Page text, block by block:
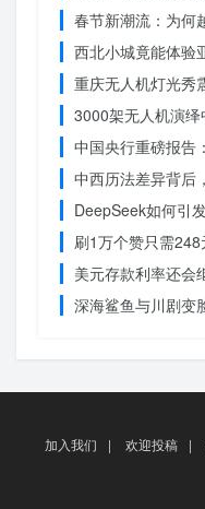
春节新潮流：为何
西北小城竟能体验
重庆无人机灯光秀
3000架无人机演绎
中国央行重磅报告
中西历法差异背
DeepSeek如何引
刷1万个赞只需248
美元存款利率还会
深海鲨鱼与川剧变
加入我们 | 欢迎投稿 |